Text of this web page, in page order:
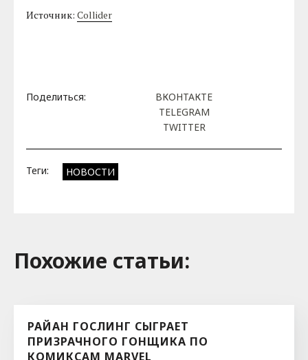
Источник:Collider
Поделиться:
ВКОНТАКТЕ
TELEGRAM
TWITTER
Теги: НОВОСТИ
Похожие cтатьи:
РАЙАН ГОСЛИНГ СЫГРАЕТ
ПРИЗРАЧНОГО ГОНЩИКА ПО
КОМИКСАМ MARVEL